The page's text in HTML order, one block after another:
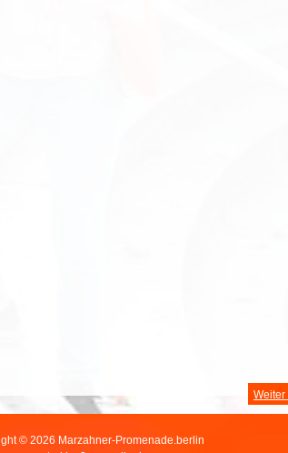
Weiter
© 2026 Marzahner-Promenade.berlin